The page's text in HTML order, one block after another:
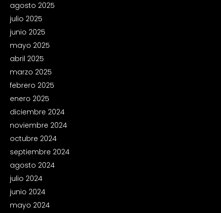
agosto 2025
julio 2025
junio 2025
mayo 2025
abril 2025
marzo 2025
febrero 2025
enero 2025
diciembre 2024
noviembre 2024
octubre 2024
septiembre 2024
agosto 2024
julio 2024
junio 2024
mayo 2024